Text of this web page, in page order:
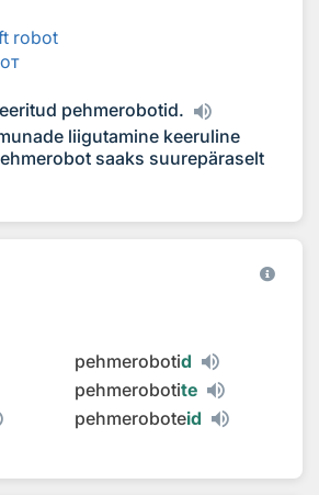
robot
pehmerobotid.
liigutamine keeruline
saaks suurepäraselt
pehmerobotid
pehmerobotite
pehmeroboteid